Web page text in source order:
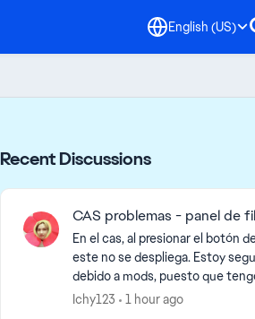
English (US)
Recent Discussions
CAS problemas - panel de
En el cas, al presionar el botón
este no se despliega. Estoy segura que no es
debido a mods, puesto que
desde que reinstalé el juego la
Ichy123 1 hour ago